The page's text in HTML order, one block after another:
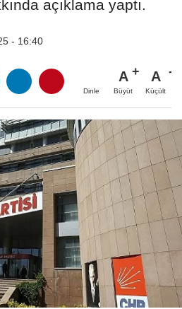
açıklama yaptı.
- 16:40
Dinle
A
Büyüt
A
Küçült